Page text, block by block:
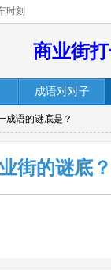
时刻
商业街
成语对对子
成语的谜底是？
街的谜底？